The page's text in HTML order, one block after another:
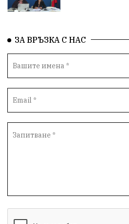
ЗА ВРЪЗКА С НАС